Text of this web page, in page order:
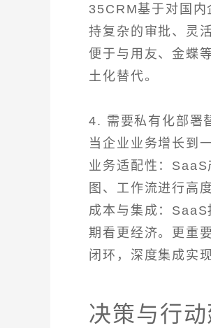
35CRM基于对国内
持复杂的审批、灵
便于与用友、金蝶
土化替代。
4. 需要私有化部署
当企业业务增长到
业务适配性：
图、工作流进行高
成本与集成：
期看更经济。更重
闭环，深度集成实
决策与行动